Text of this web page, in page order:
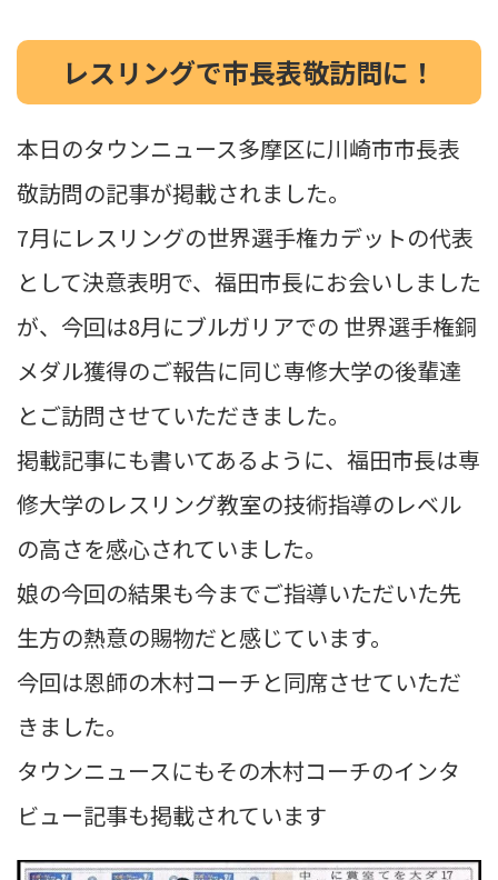
レスリングで市長表敬訪問に！
本日のタウンニュース多摩区に川崎市市長表
敬訪問の記事が掲載されました。
7月にレスリングの世界選手権カデットの代表
として決意表明で、福田市長にお会いしました
が、今回は8月にブルガリアでの 世界選手権銅
メダル獲得のご報告に同じ専修大学の後輩達
とご訪問させていただきました。
掲載記事にも書いてあるように、福田市長は専
修大学のレスリング教室の技術指導のレベル
の高さを感心されていました。
娘の今回の結果も今までご指導いただいた先
生方の熱意の賜物だと感じています。
今回は恩師の木村コーチと同席させていただ
きました。
タウンニュースにもその木村コーチのインタ
ビュー記事も掲載されています